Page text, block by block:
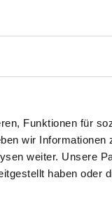
Funktionen für
wir Informationen
weiter. Unsere
haben oder